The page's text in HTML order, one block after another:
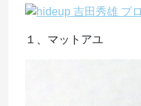
１、マットアユ